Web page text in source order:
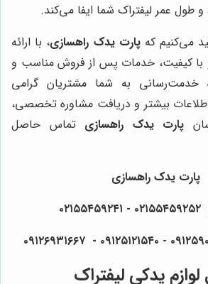
طول عمر لیفتراک شما ایفا می‌کند.
می‌کنیم کهپارت یدک راهسازی، با ارائه
کیفیت، خدمات پس از فروش مناسب و
خدمت‌رسانی به شما مشتریان گرامی
بیشتر و دریافت مشاوره تخصصی،
پارت یدک راهسازی تماس حاصل
پارت یدک راهسازی
یدکی لیفتراک